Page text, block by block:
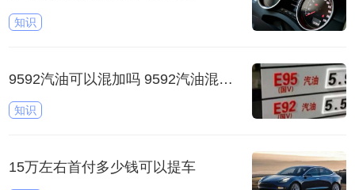
知识
9592汽油可以混加吗 9592汽油混加会怎样
知识
15万左右首付多少钱可以提车